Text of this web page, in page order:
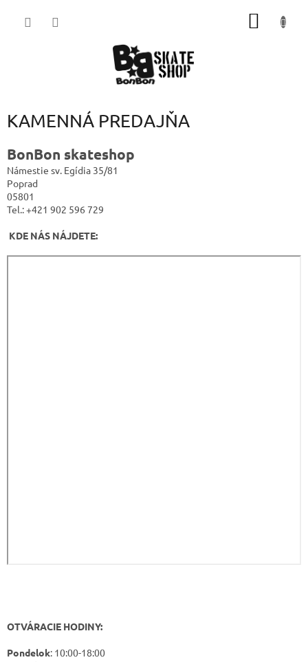
KAMENNÁ PREDAJŇA
BonBon skateshop
Námestie sv. Egídia 35/81
Poprad
05801
Tel.: +421 902 596 729
KDE NÁS NÁJDETE:
OTVÁRACIE HODINY:
Pondelok: 10:00-18:00